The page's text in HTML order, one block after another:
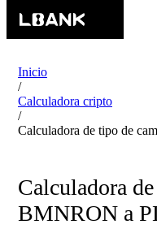
Inicio
/
Calculadora cripto
/
Calculadora de tipo de
Calculadora
BMNRON a